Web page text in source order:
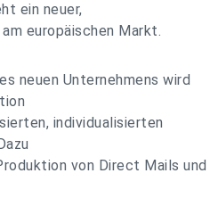
ein neuer,
europäischen Markt.
neuen Unternehmens wird
individualisierten
von Direct Mails und